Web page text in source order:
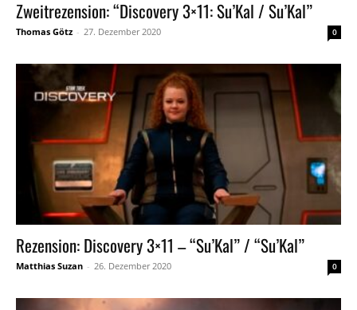
Zweitrezension: “Discovery 3×11: Su’Kal / Su’Kal”
Thomas Götz - 27. Dezember 2020 0
Rezension: Discovery 3×11 – “Su’Kal” / “Su’Kal”
Matthias Suzan - 26. Dezember 2020 0